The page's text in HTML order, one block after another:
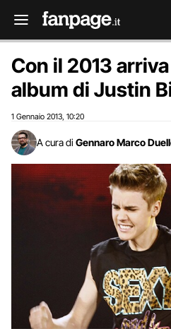
Con il 2013
album di Justin
1 Gennaio 2013 10:20
A cura di Gennaro Marco